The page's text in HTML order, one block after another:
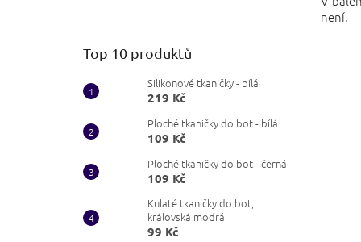
Top 10 produktů
Silikonové tkaničky - bílá
219 Kč
Ploché tkaničky do bot - bílá
109 Kč
Ploché tkaničky do bot - černá
109 Kč
Kulaté tkaničky do bot,
královská modrá
99 Kč
není.